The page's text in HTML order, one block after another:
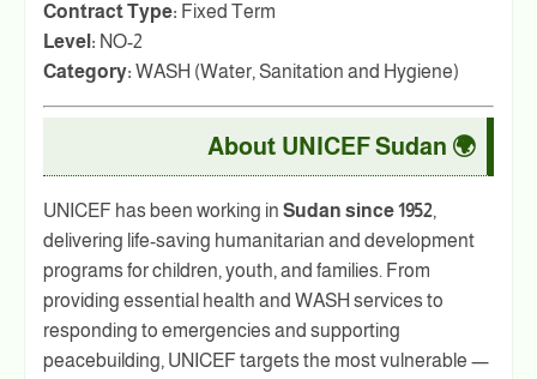
Contract Type: Fixed Term
Level: NO-2
Category: WASH (Water, Sanitation and Hygiene)
🌍 About UNICEF Sudan
UNICEF has been working in Sudan since 1952,
delivering life-saving humanitarian and development
programs for children, youth, and families. From
providing essential health and WASH services to
responding to emergencies and supporting
peacebuilding, UNICEF targets the most vulnerable —